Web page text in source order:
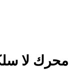
محرك لا